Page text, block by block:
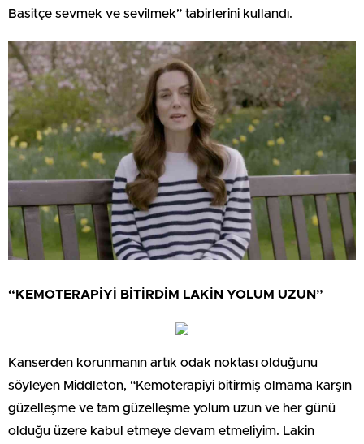
Basitçe sevmek ve sevilmek” tabirlerini kullandı.
“KEMOTERAPİYİ BİTİRDİM LAKİN YOLUM UZUN”
Kanserden korunmanın artık odak noktası olduğunu
söyleyen Middleton, “Kemoterapiyi bitirmiş olmama karşın
güzelleşme ve tam güzelleşme yolum uzun ve her günü
olduğu üzere kabul etmeye devam etmeliyim. Lakin